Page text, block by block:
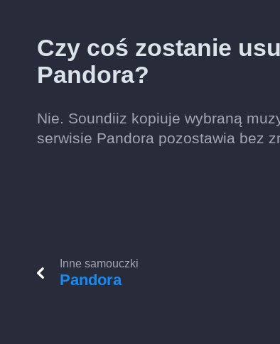
Czy coś zostanie
Pandora?
Nie. Soundiiz kopiuje wybraną
serwisie Pandora pozostawia bez
Inne samouczki
Pandora